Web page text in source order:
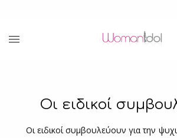
Οι ειδικοί
Οι ειδικοί συμβουλεύουν για την